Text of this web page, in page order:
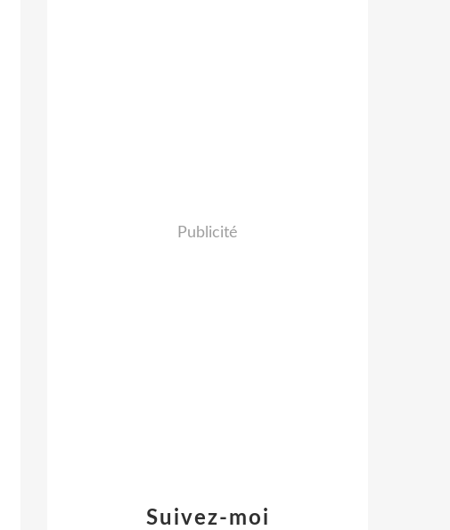
Suivez-moi
Publicité